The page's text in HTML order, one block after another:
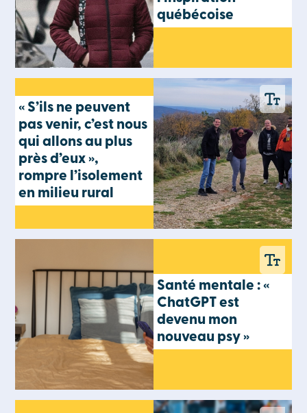
québécoise
« S’ils ne peuvent
pas venir, c’est nous
qui allons au plus
près d’eux »,
rompre l’isolement
en milieu rural
Santé mentale : «
ChatGPT est
devenu mon
nouveau psy »